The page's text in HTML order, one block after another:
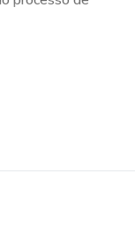
ler, a criança
de ouvir e